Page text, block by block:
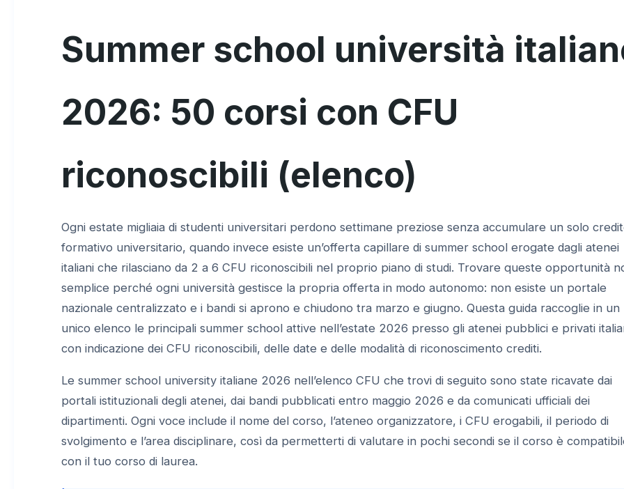
Summer school università
2026: 50 corsi con CFU
riconoscibili (elenco)
Ogni estate migliaia di studenti universitari perdono settimane preziose senza accumulare un solo
formativo universitario, quando invece esiste un’offerta capillare di summer school erogate dagli atenei
italiani che rilasciano da 2 a 6 CFU riconoscibili nel proprio piano di studi. Trovare queste opportunità
semplice perché ogni università gestisce la propria offerta in modo autonomo: non esiste un portale
nazionale centralizzato e i bandi si aprono e chiudono tra marzo e giugno. Questa guida raccoglie in un
unico elenco le principali summer school attive nell’estate 2026 presso gli atenei pubblici e privati
con indicazione dei CFU riconoscibili, delle date e delle modalità di riconoscimento crediti.
Le summer school university italiane 2026 nell’elenco CFU che trovi di seguito sono state ricavate dai
portali istituzionali degli atenei, dai bandi pubblicati entro maggio 2026 e da comunicati ufficiali dei
dipartimenti. Ogni voce include il nome del corso, l’ateneo organizzatore, i CFU erogabili, il periodo di
svolgimento e l’area disciplinare, così da permetterti di valutare in pochi secondi se il corso è
con il tuo corso di laurea.